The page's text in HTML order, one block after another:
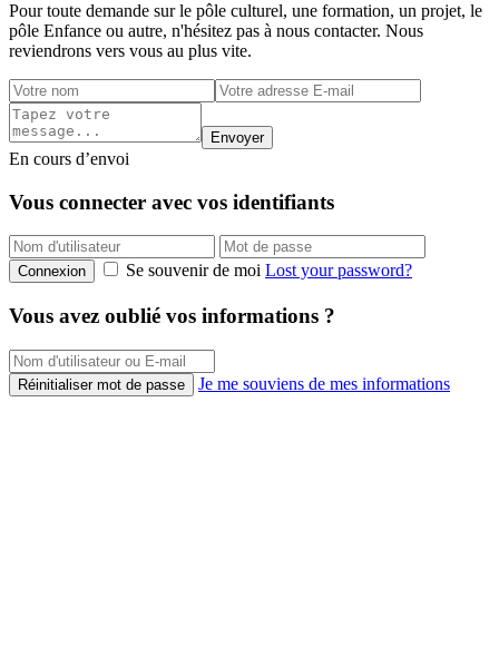
Pour toute demande sur le pôle culturel, une formation, un projet, le
pôle Enfance ou autre, n'hésitez pas à nous contacter. Nous
reviendrons vers vous au plus vite.
Envoyer
En cours d’envoi
Vous connecter avec vos identifiants
Connexion Se souvenir de moi Lost your password?
Vous avez oublié vos informations ?
Réinitialiser mot de passe Je me souviens de mes informations